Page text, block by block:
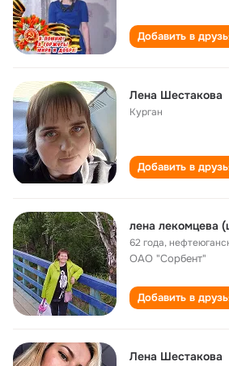
Добавить в
Лена Шестакова
Курган
Добавить в
лена лекомцева
62 года,
ОАО "Сорбент"
Добавить в
Лена Шестакова